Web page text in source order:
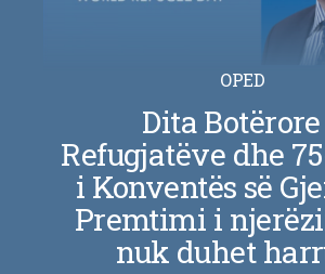
OPED
Dita
Refugjatëve dhe
i Konventës së
Premtimi i
nuk duhet